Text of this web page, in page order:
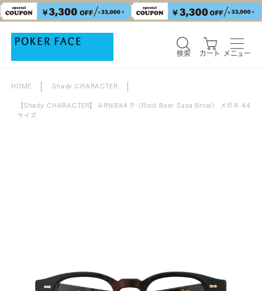
検索 カート メニュー
HOME Shady CHARACTER
【Shady CHARACTER】 ARNIE44 P（Root Beer Sasa Brow） メガネ 44
サイズ